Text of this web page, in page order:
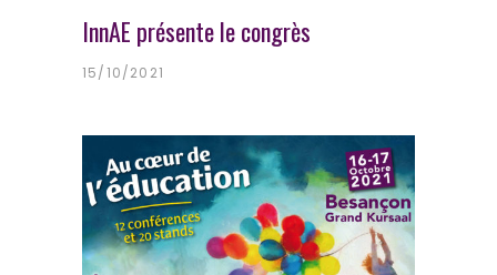
InnAE présente le congrès
15/10/2021